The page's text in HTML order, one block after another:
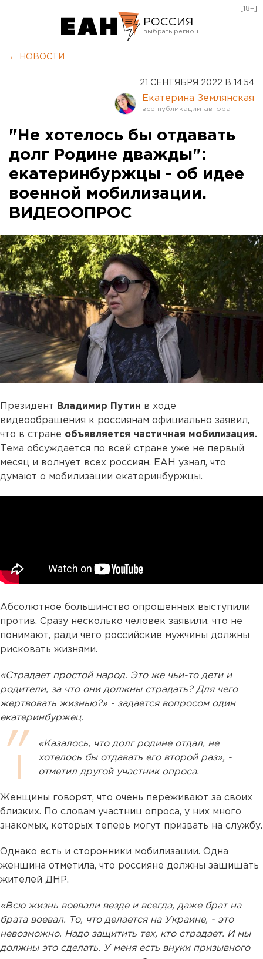
РОССИЯ
Оренбург
[18+]
← НОВОСТИ
21 СЕНТЯБРЯ 2022 В 14:54
Екатерина Землянская
"Не хотелось бы отдавать
долг Родине дважды":
екатеринбуржцы - об идее
военной мобилизации.
ВИДЕООПРОС
Президент Владимир Путин в ходе
видеообращения к россиянам официально заявил,
что в стране объявляется частичная мобилизация.
Тема обсуждается по всей стране уже не первый
месяц и волнует всех россиян. ЕАН узнал, что
думают о мобилизации екатеринбуржцы.
Абсолютное большинство опрошенных выступили
против. Сразу несколько человек заявили, что не
понимают, ради чего российские мужчины должны
рисковать жизнями.
«Страдает простой народ. Это же чьи-то дети и
родители, за что они должны страдать? Для чего
жертвовать жизнью?» - задается вопросом один
екатеринбуржец.
«Казалось, что долг родине отдал, не
хотелось бы отдавать его второй раз», -
отметил другой участник опроса.
Женщины говорят, что очень переживают за своих
близких. По словам участниц опроса, у них много
знакомых, которых теперь могут призвать на службу.
Однако есть и сторонники мобилизации. Одна
женщина отметила, что россияне должны защищать
жителей ДНР.
«Всю жизнь воевали везде и всегда, даже брат на
брата воевал. То, что делается на Украине, - это
невозможно. Надо защитить тех, кто страдает. И мы
должны это сделать. У меня есть внуки призывного